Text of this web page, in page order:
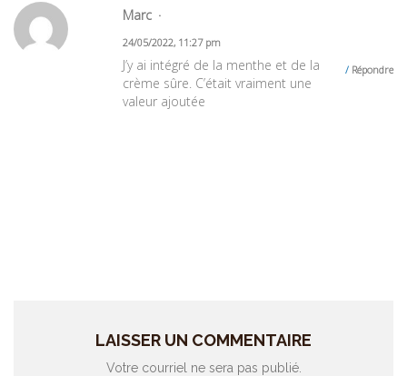
Marc
24/05/2022, 11:27 pm
Répondre
J’y ai intégré de la menthe et de la
crème sûre. C’était vraiment une
valeur ajoutée
LAISSER UN COMMENTAIRE
Votre courriel ne sera pas publié.